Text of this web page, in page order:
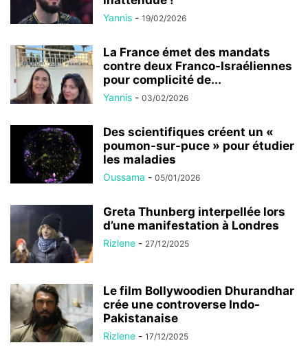
Yannis - 19/02/2026
La France émet des mandats
contre deux Franco-Israéliennes
pour complicité de...
Yannis - 03/02/2026
Des scientifiques créent un «
poumon-sur-puce » pour étudier
les maladies
Oussama - 05/01/2026
Greta Thunberg interpellée lors
d’une manifestation à Londres
Rizlene - 27/12/2025
Le film Bollywoodien Dhurandhar
crée une controverse Indo-
Pakistanaise
Rizlene - 17/12/2025